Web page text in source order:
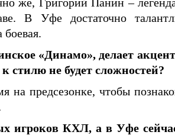
В Уфе достаточно
«Динамо», делает
стилю не будет сложностей?
на предсезонке, чтобы
игроков КХЛ, а в Уфе